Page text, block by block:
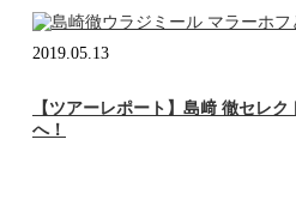
2019.05.13
【ツアーレポート】島﨑 徹セレ
へ！